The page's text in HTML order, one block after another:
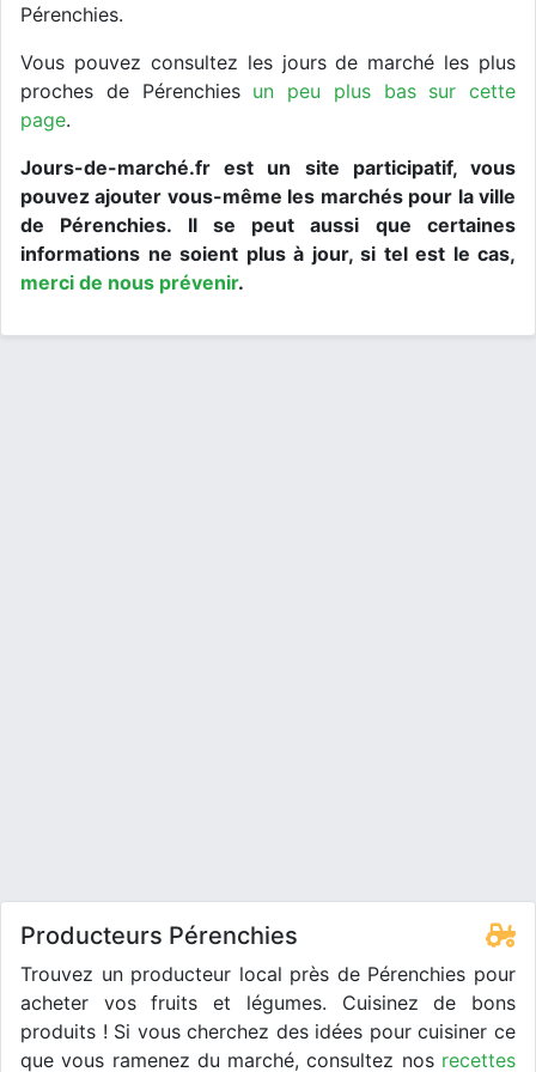
Pérenchies.
Vous pouvez consultez les jours de marché les plus
proches de Pérenchies un peu plus bas sur cette
page.
Jours-de-marché.fr est un site participatif, vous
pouvez ajouter vous-même les marchés pour la ville
de Pérenchies. Il se peut aussi que certaines
informations ne soient plus à jour, si tel est le cas,
merci de nous prévenir.
Producteurs Pérenchies
Trouvez un producteur local près de Pérenchies pour
acheter vos fruits et légumes. Cuisinez de bons
produits ! Si vous cherchez des idées pour cuisiner ce
que vous ramenez du marché, consultez nos recettes